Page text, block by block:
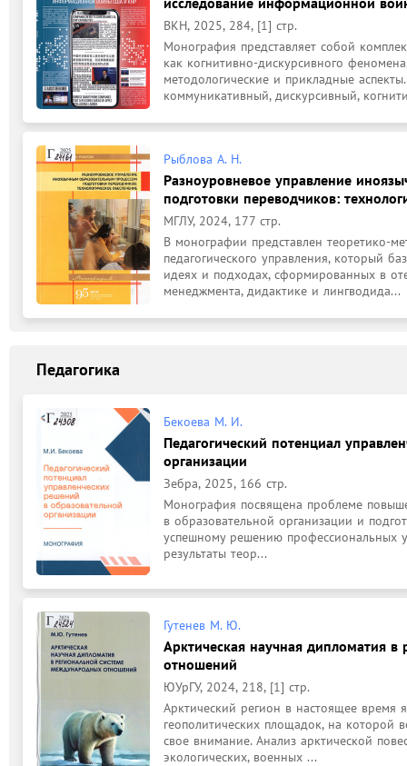
ВКН, 2025, 284, [1] стр.
Монография представляет собой
как когнитивно-дискурсивного
методологические и прикладные
коммуникативный, дискурсивный,
Рыблова А. Н.
Разноуровневое управление
подготовки переводчиков:
МГЛУ, 2024, 177 стр.
В монографии представлен теоретико-
педагогического управления, который
идеях и подходах, сформированных в
менеджмента, дидактике и лингводида...
Педагогика
Бекоева М. И.
Педагогический потенциал
организации
Зебра, 2025, 166 стр.
Монография посвящена проблеме
в образовательной организации и
успешному решению профессиональных
результаты теор...
Гутенев М. Ю.
Арктическая научная дипломатия
отношений
ЮУрГУ, 2024, 218, [1] стр.
Арктический регион в настоящее время
геополитических площадок, на
свое внимание. Анализ арктической
экологических, военных ...